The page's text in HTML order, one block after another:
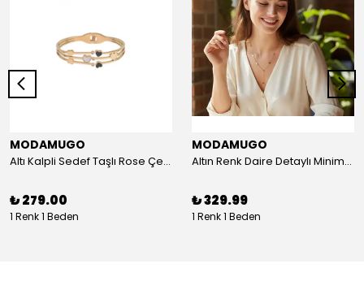
MODAMUGO
Altı Kalpli Sedef Taşlı Rose Çelik Kelepçe Bileklik
₺ 279.00
1 Renk 1 Beden
MODAMUGO
Altın Renk Daire Detaylı Minimal Y Çelik Kolye
₺ 329.99
1 Renk 1 Beden